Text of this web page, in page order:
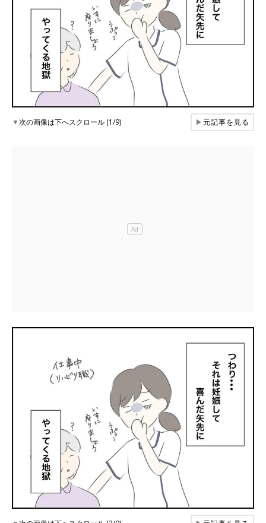
▼次の画像は下へスクロール (1/9) ▶元記事を見る